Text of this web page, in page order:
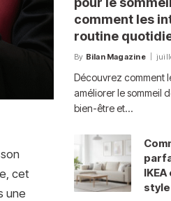
cet
une
comment les
routine
By Bilan Magazine
Découvrez comment
améliorer le sommeil
bien-être et…